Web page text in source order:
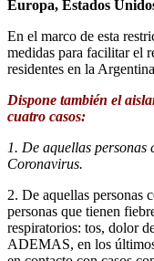
Europa, Estados
En el marco de esta
medidas para facilitar el
residentes en la
Dispone también el
cuatro casos:
1. De aquellas
Coronavirus.
2. De aquellas personas
personas que tienen
respiratorios: tos, dolor
ADEMAS, en los